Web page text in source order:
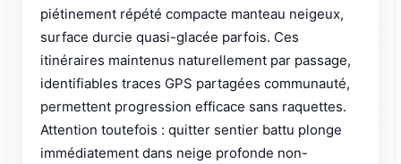
piétinement répété compacte manteau neigeux,
surface durcie quasi-glacée parfois. Ces
itinéraires maintenus naturellement par passage,
identifiables traces GPS partagées communauté,
permettent progression efficace sans raquettes.
Attention toutefois : quitter sentier battu plonge
immédiatement dans neige profonde non-